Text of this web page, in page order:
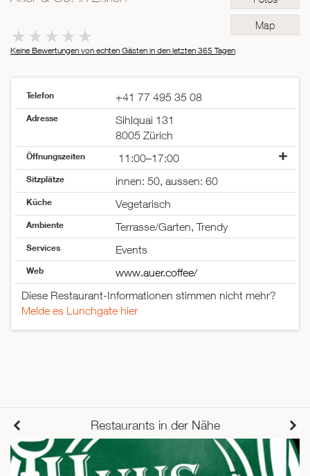
Map
Keine Bewertungen von echten Gästen in den letzten 365 Tagen
Telefon +41 77 495 35 08
Adresse
Sihlquai 131
8005 Zürich
Öffnungszeiten
11:00–17:00
Montag
Mittwoch
Donnerstag
Samstag
Sonntag
08:00–21:00
08:00–21:00
08:00–21:00
08:00–22:00
08:00–22:00
10:00–17:00
11:00–17:00
Sitzplätze innen: 50, aussen: 60
Küche Vegetarisch
Ambiente Terrasse/Garten, Trendy
Services Events
Web
www.auer.coffee/
Diese Restaurant-Informationen stimmen nicht mehr?
Melde es Lunchgate hier
Restaurants in der Nähe